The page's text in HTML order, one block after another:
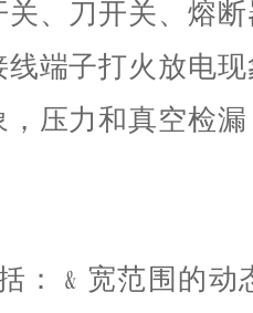
、刀开关、熔
线端子打火放电
压力和真空检
：﹠宽范围的动